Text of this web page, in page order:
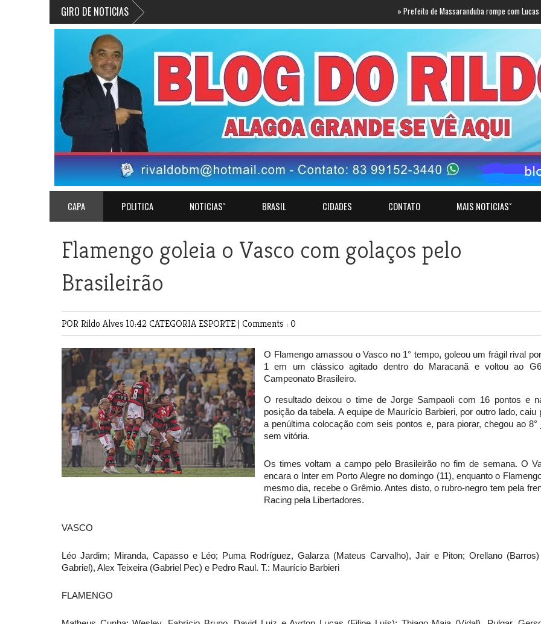
GIRO DE NOTICIAS Prefeito de Massaranduba rompe com Lucas e anuncia
CAPA POLITICA NOTICIASˇ BRASIL CIDADES CONTATO MAIS NOTICIASˇ
Flamengo goleia o Vasco com golaços pelo
Brasileirão
POR Rildo Alves 10:42 CATEGORIAESPORTE| Comments : 0
O Flamengo amassou o Vasco no 1° tempo, goleou um frágil rival
1 em um clássico agitado dentro do Maracanã e voltou ao
Campeonato Brasileiro.
O resultado deixou o time de Jorge Sampaoli com 16 pontos e
posição da tabela. A equipe de Maurício Barbieri, por outro lado, caiu
a penúltima colocação com seis pontos e, para piorar, chegou ao 8°
sem vitória.
Os times voltam a campo pelo Brasileirão no fim de semana. O
encara o Inter em Porto Alegre no domingo (11), enquanto o
mesmo dia, recebe o Grêmio. Antes disto, o rubro-negro tem pela
Racing pela Libertadores.
VASCO
Léo Jardim; Miranda, Capasso e Léo; Puma Rodríguez, Galarza (Mateus Carvalho), Jair e Piton; Orellano
Gabriel), Alex Teixeira (Gabriel Pec) e Pedro Raul. T.: Maurício Barbieri
FLAMENGO